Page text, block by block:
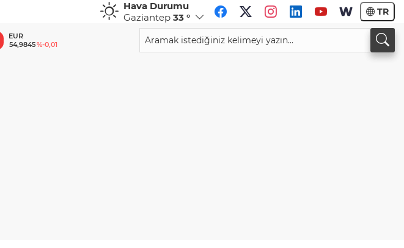
Hava Durumu
Gaziantep 33 ° TR
GBP
64,1953%0,08
CHF
58,6834%0,22
34,0220